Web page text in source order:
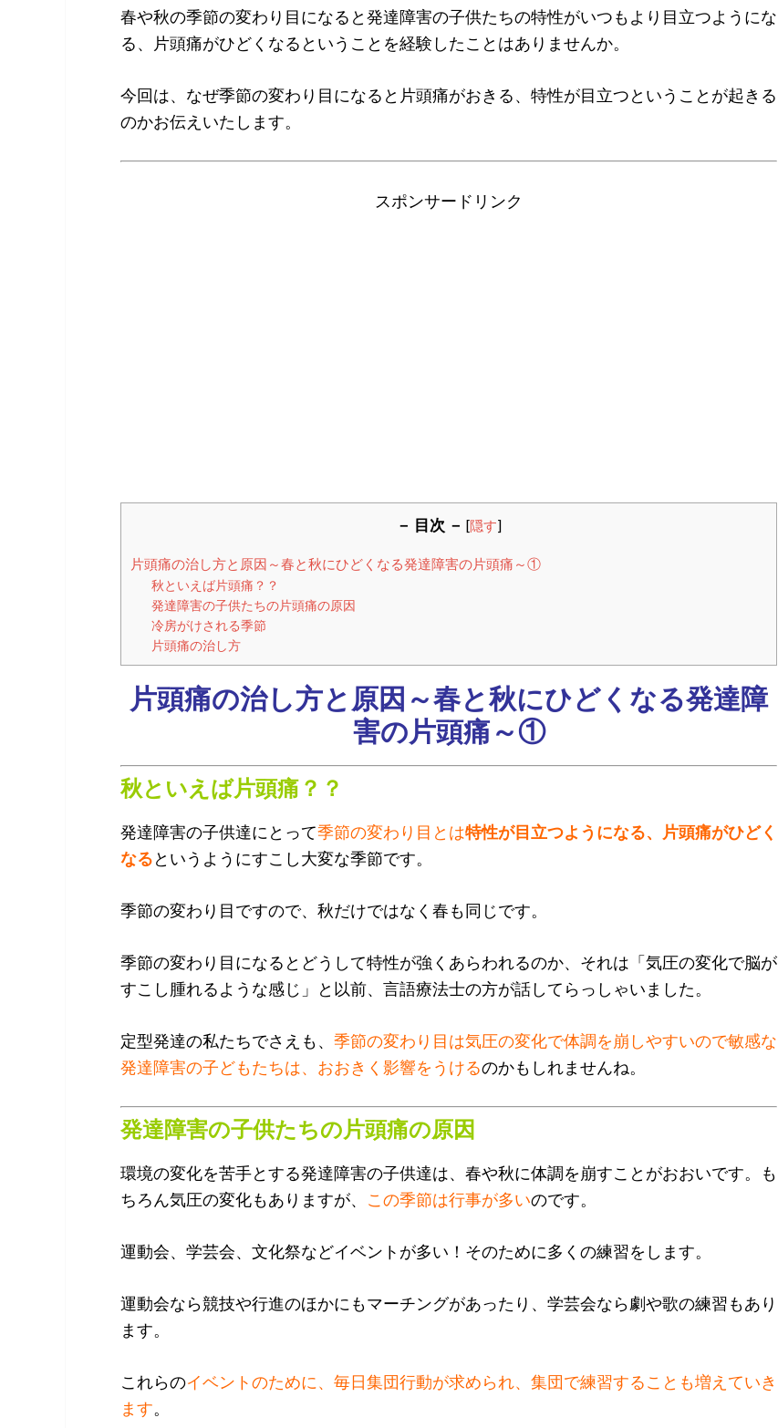
春や秋の季節の変わり目になると発達障害の子供たちの特性がいつもより目立つようにな
る、片頭痛がひどくなるということを経験したことはありませんか。
今回は、なぜ季節の変わり目になると片頭痛がおきる、特性が目立つということが起きる
のかお伝えいたします。
スポンサードリンク
－ 目次 － [隠す]
片頭痛の治し方と原因～春と秋にひどくなる発達障害の片頭痛～①
秋といえば片頭痛？？
発達障害の子供たちの片頭痛の原因
冷房がけされる季節
片頭痛の治し方
片頭痛の治し方と原因～春と秋にひどくなる発達障
害の片頭痛～①
秋といえば片頭痛？？
発達障害の子供達にとって季節の変わり目とは特性が目立つようになる、片頭痛がひどく
なるというようにすこし大変な季節です。
季節の変わり目ですので、秋だけではなく春も同じです。
季節の変わり目になるとどうして特性が強くあらわれるのか、それは「気圧の変化で脳が
すこし腫れるような感じ」と以前、言語療法士の方が話してらっしゃいました。
定型発達の私たちでさえも、 季節の変わり目は気圧の変化で体調を崩しやすいので敏感な
発達障害の子どもたちは、おおきく影響をうけるのかもしれませんね。
発達障害の子供たちの片頭痛の原因
環境の変化を苦手とする発達障害の子供達は、春や秋に体調を崩すことがおおいです。も
ちろん気圧の変化もありますが、 この季節は行事が多いのです。
運動会、学芸会、文化祭などイベントが多い！そのために多くの練習をします。
運動会なら競技や行進のほかにもマーチングがあったり、学芸会なら劇や歌の練習もあり
ます。
これらのイベントのために、毎日集団行動が求められ、集団で練習することも増えていき
ます。